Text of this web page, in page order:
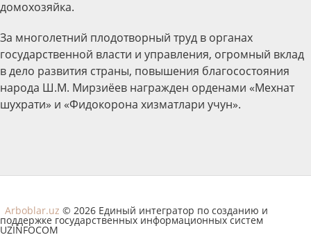
домохозяйка.
За многолетний плодотворный труд в органах
государственной власти и управления, огромный вклад
в дело развития страны, повышения благосостояния
народа Ш.М. Мирзиёев награжден орденами «Мехнат
шухрати» и «Фидокорона хизматлари учун».
Arboblar.uz © 2026 Единый интегратор по созданию и
поддержке государственных информационных систем
UZINFOCOM